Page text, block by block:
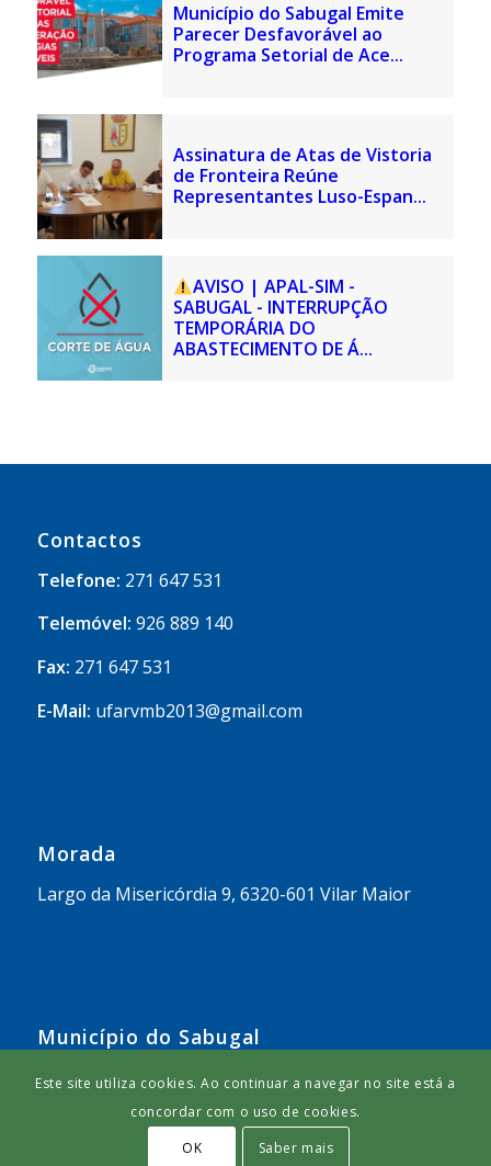
Município do Sabugal Emite
Parecer Desfavorável ao
Programa Setorial de Ace...
Assinatura de Atas de Vistoria
de Fronteira Reúne
Representantes Luso-Espan...
AVISO | APAL-SIM -
SABUGAL - INTERRUPÇÃO
TEMPORÁRIA DO
ABASTECIMENTO DE Á...
Contactos
Telefone: 271 647 531
Telemóvel: 926 889 140
Fax: 271 647 531
E-Mail: ufarvmb2013@gmail.com
Morada
Largo da Misericórdia 9, 6320-601 Vilar Maior
Município do Sabugal
https://www.cm-sabugal.pt/
Este site utiliza cookies. Ao continuar a navegar no site está a
concordar com o uso de cookies.
OK
Saber mais